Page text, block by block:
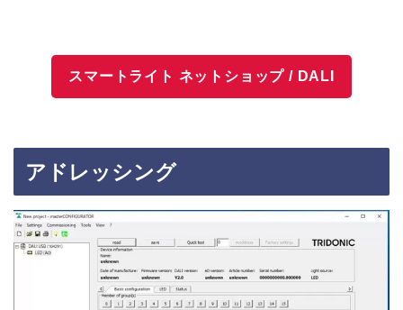
スマートライト ネットショップ / DALI
アドレッシング